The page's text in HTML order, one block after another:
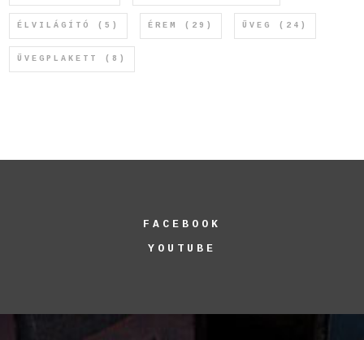
ÉLVILÁGÍTÓ (5) ÉREM (29) ÜVEG (24)
ÜVEGPLAKETT (8)
FACEBOOK
YOUTUBE